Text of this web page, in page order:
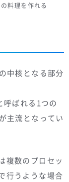
料理を作れる
中核となる部分
呼ばれる1つの
主流となってい
複数のプロセッ
行うような場合